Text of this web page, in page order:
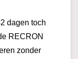
dagen toch
RECRON
zonder